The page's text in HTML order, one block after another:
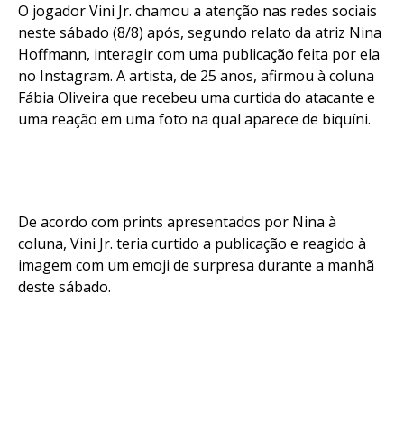
O jogador Vini Jr. chamou a atenção nas redes sociais
neste sábado (8/8) após, segundo relato da atriz Nina
Hoffmann, interagir com uma publicação feita por ela
no Instagram. A artista, de 25 anos, afirmou à coluna
Fábia Oliveira que recebeu uma curtida do atacante e
uma reação em uma foto na qual aparece de biquíni.
De acordo com prints apresentados por Nina à
coluna, Vini Jr. teria curtido a publicação e reagido à
imagem com um emoji de surpresa durante a manhã
deste sábado.